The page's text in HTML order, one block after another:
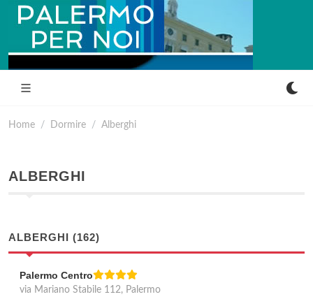
Home Dormire Alberghi
ALBERGHI
ALBERGHI (162)
Palermo Centro
via Mariano Stabile 112, Palermo